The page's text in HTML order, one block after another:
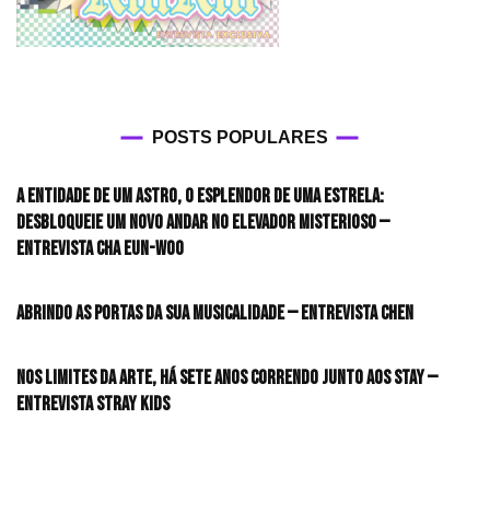
POSTS POPULARES
A entidade de um astro, o esplendor de uma estrela:
desbloqueie um novo andar no elevador misterioso —
Entrevista CHA EUN-WOO
Abrindo as portas da sua musicalidade — Entrevista CHEN
Nos limites da arte, há sete anos correndo junto aos STAY —
Entrevista Stray Kids